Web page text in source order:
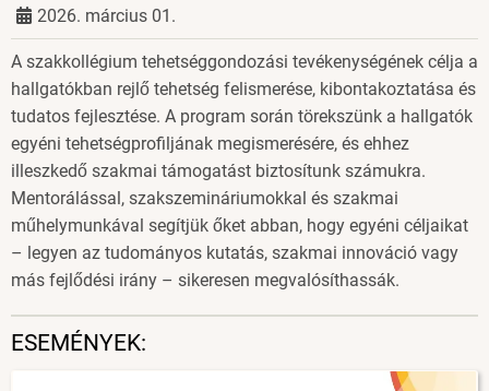
2026. március 01.
A szakkollégium tehetséggondozási tevékenységének célja a
hallgatókban rejlő tehetség felismerése, kibontakoztatása és
tudatos fejlesztése. A program során törekszünk a hallgatók
egyéni tehetségprofiljának megismerésére, és ehhez
illeszkedő szakmai támogatást biztosítunk számukra.
Mentorálással, szakszemináriumokkal és szakmai
műhelymunkával segítjük őket abban, hogy egyéni céljaikat
– legyen az tudományos kutatás, szakmai innováció vagy
más fejlődési irány – sikeresen megvalósíthassák.
ESEMÉNYEK: